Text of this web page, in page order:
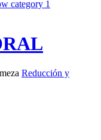
Reducción y